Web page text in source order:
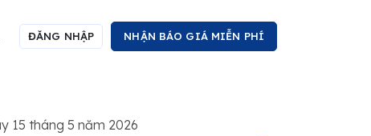
ĐĂNG NHẬP NHẬN BÁO GIÁ MIỄN PHÍ
15 tháng 5 năm 2026